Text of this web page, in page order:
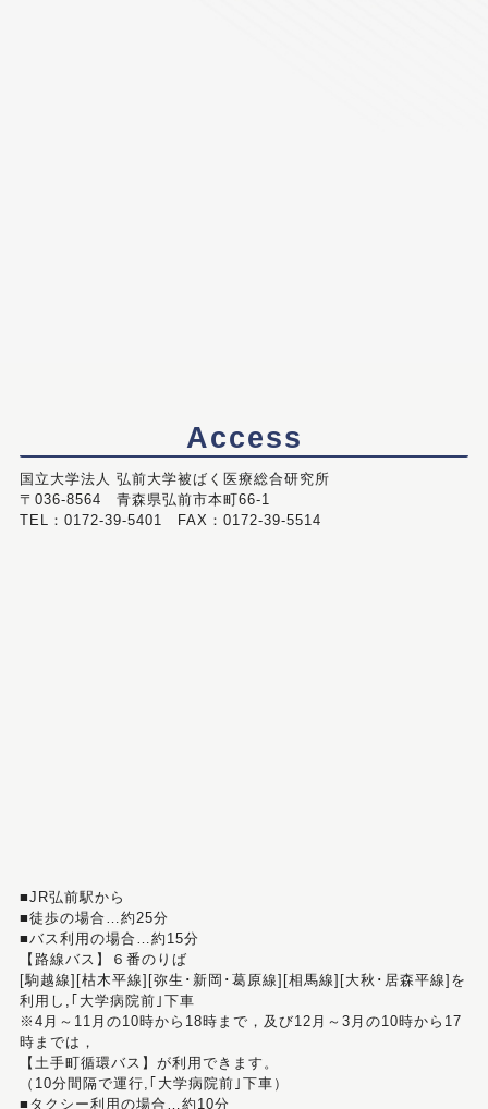
Access
国立大学法人 弘前大学被ばく医療総合研究所
〒036-8564 青森県弘前市本町66-1
TEL：0172-39-5401 FAX：0172-39-5514
■JR弘前駅から
■徒歩の場合…約25分
■バス利用の場合…約15分
【路線バス】６番のりば
[駒越線][枯木平線][弥生･新岡･葛原線][相馬線][大秋･居森平線]を
利用し,｢大学病院前｣下車
※4月～11月の10時から18時まで，及び12月～3月の10時から17
時までは，
【土手町循環バス】が利用できます。
（10分間隔で運行,｢大学病院前｣下車）
■タクシー利用の場合…約10分